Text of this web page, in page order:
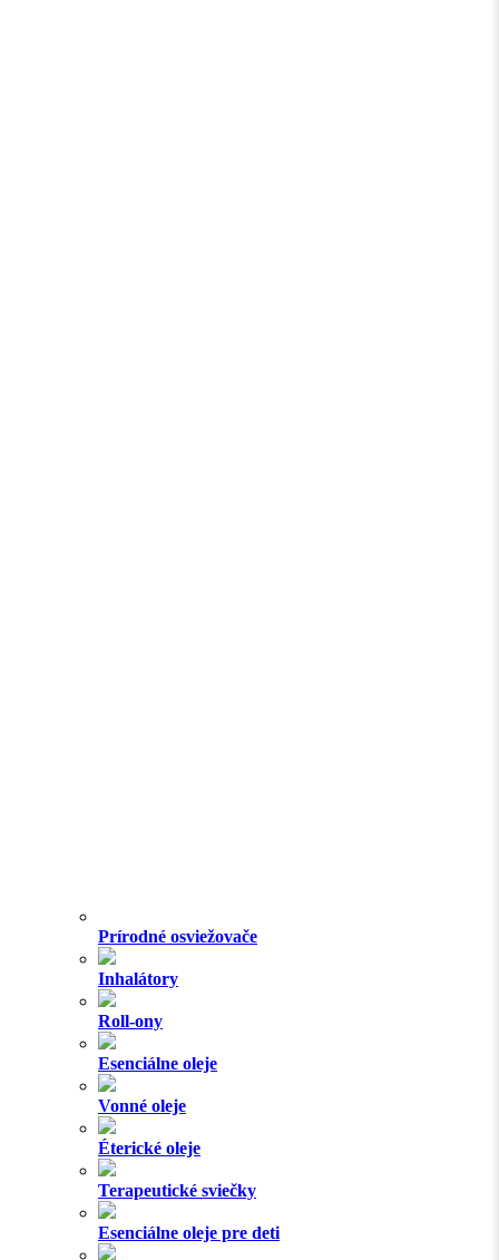
Prírodné osviežovače
Inhalátory
Roll-ony
Esenciálne oleje
Vonné oleje
Éterické oleje
Terapeutické sviečky
Esenciálne oleje pre deti